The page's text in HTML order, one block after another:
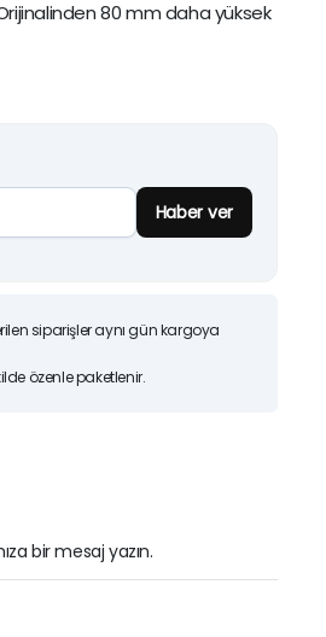
9.425,00 TLOrijinal
TL
Şu
Orijinalinden 80 mm daha yüksek
Haber ver
siparişler aynı gün kargoya
özenle paketlenir.
bir mesaj yazın.